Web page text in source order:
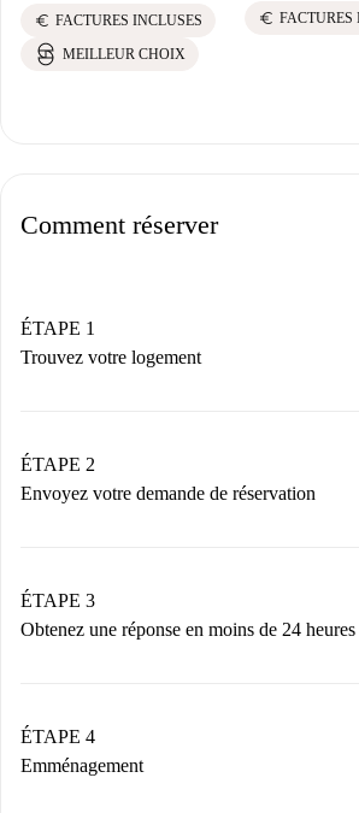
euro FACTURES INCLUSES
MEILLEUR CHOIX
euro FACTURES
Comment réserver
ÉTAPE 1
Trouvez votre logement
Vous disposez à l’avance de toutes les
nécessaires.
ÉTAPE 2
Envoyez votre demande de réservation
Nous ne vous facturerons rien tant
n’aura pas accepté.
ÉTAPE 3
Obtenez une réponse en moins de 24 heures
contact avec le propriétaire.
Si refusé : aucun prélèvement et nous
ÉTAPE 4
Emménagement